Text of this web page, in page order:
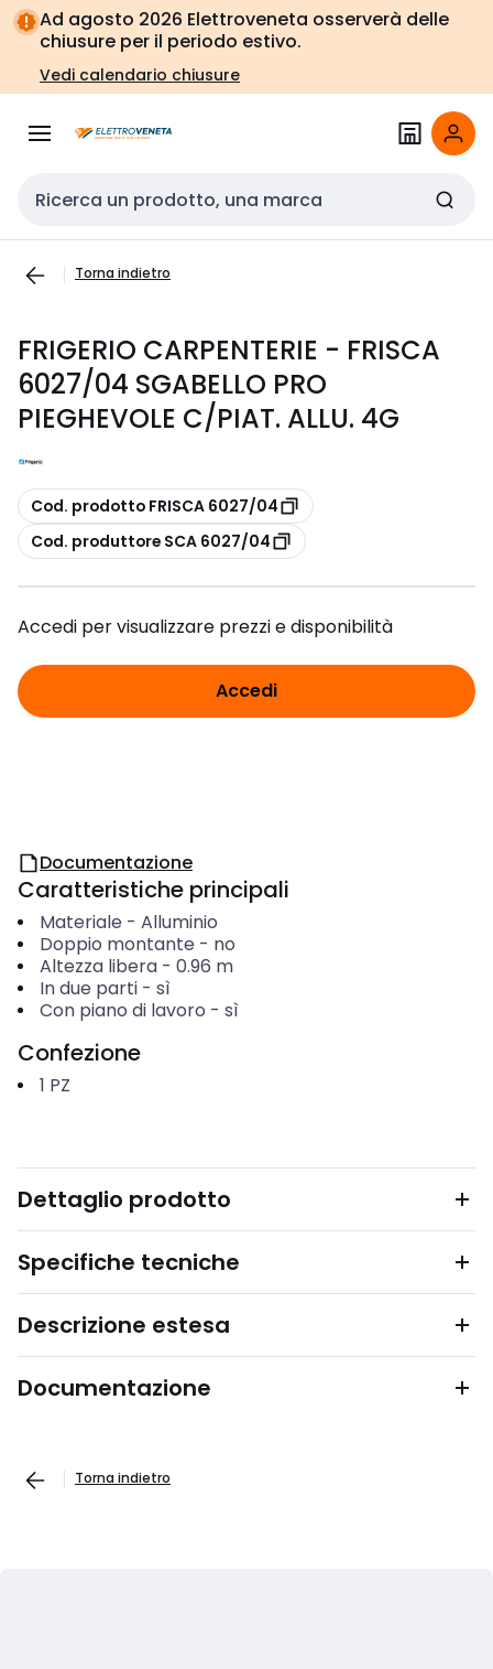
Vai alla
navigazione
Vai
alla
pagina
Ad agosto 2026 Elettroveneta osserverà delle
chiusure per il periodo estivo.
Vedi calendario chiusure
Cerca input
Torna indietro
FRIGERIO CARPENTERIE - FRISCA
6027/04 SGABELLO PRO
PIEGHEVOLE C/PIAT. ALLU. 4G
copia
Cod. prodotto FRISCA 6027/04
copia
Cod. produttore SCA 6027/04
Accedi per visualizzare prezzi e disponibilità
Accedi
Documentazione
Caratteristiche principali
Materiale - Alluminio
Doppio montante - no
Altezza libera- 0.96 m
In due parti- sì
Con piano di lavoro - sì
Confezione
1 PZ
Dettaglio prodotto
Specifiche tecniche
Descrizione estesa
Documentazione
Torna indietro